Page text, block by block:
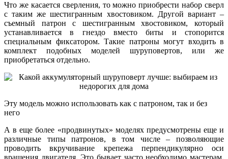
Что же касается сверления, то можно приобрести набор сверл
с таким же шестигранным хвостовиком. Другой вариант –
съемный патрон с шестигранным хвостовиком, который
устанавливается в гнездо вместо биты и стопорится
специальным фиксатором. Такие патроны могут входить в
комплект подобных моделей шуруповертов, или же
приобретаться отдельно.
Эту модель можно использовать как с патроном, так и без
него
А в еще более «продвинутых» моделях предусмотрены еще и
различные типы патронов, в том числе – позволяющие
проводить вкручивание крепежа перпендикулярно оси
вращения двигателя. Это бывает часто необходимо мастерам,